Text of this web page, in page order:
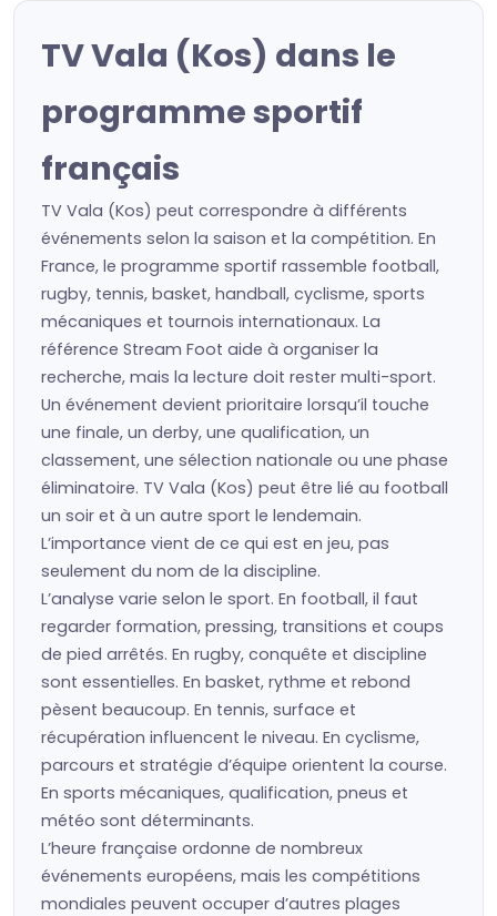
TV Vala (Kos) dans le
programme sportif
français
TV Vala (Kos) peut correspondre à différents
événements selon la saison et la compétition. En
France, le programme sportif rassemble football,
rugby, tennis, basket, handball, cyclisme, sports
mécaniques et tournois internationaux. La
référence Stream Foot aide à organiser la
recherche, mais la lecture doit rester multi-sport.
Un événement devient prioritaire lorsqu’il touche
une finale, un derby, une qualification, un
classement, une sélection nationale ou une phase
éliminatoire. TV Vala (Kos) peut être lié au football
un soir et à un autre sport le lendemain.
L’importance vient de ce qui est en jeu, pas
seulement du nom de la discipline.
L’analyse varie selon le sport. En football, il faut
regarder formation, pressing, transitions et coups
de pied arrêtés. En rugby, conquête et discipline
sont essentielles. En basket, rythme et rebond
pèsent beaucoup. En tennis, surface et
récupération influencent le niveau. En cyclisme,
parcours et stratégie d’équipe orientent la course.
En sports mécaniques, qualification, pneus et
météo sont déterminants.
L’heure française ordonne de nombreux
événements européens, mais les compétitions
mondiales peuvent occuper d’autres plages